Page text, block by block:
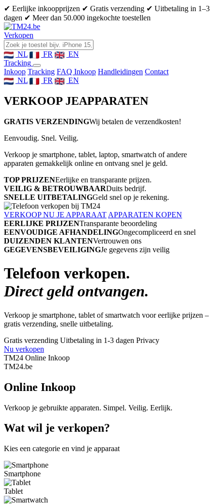
✔ Eerlijke inkoopprijzen ✔ Gratis verzending ✔ Uitbetaling in 1–3
dagen ✔ Meer dan 50.000 ingekochte toestellen
Verkopen
NL FR
EN
Tracking
Inkoop Tracking FAQ Inkoop Handleidingen Contact
NL
FR EN
VERKOOP JEAPPARATEN
GRATIS VERZENDINGWij betalen de verzendkosten!
Eenvoudig. Snel. Veilig.
Verkoop je smartphone, tablet, laptop, smartwatch of andere
apparaten gemakkelijk online en ontvang snel je geld.
TOP PRIJZENEerlijke en transparante prijzen.
VEILIG & BETROUWBAARDuits bedrijf.
SNELLE UITBETALINGGeld snel op je rekening.
VERKOOP NU JE APPARAAT APPARATEN KOPEN
EERLIJKE PRIJZENTransparante beoordeling
EENVOUDIGE AFHANDELINGOngecompliceerd en snel
DUIZENDEN KLANTENVertrouwen ons
GEGEVENSBEVEILIGINGJe gegevens zijn veilig
Telefoon verkopen.
Direct geld ontvangen.
Verkoop je smartphone, tablet of smartwatch voor eerlijke prijzen –
gratis verzending, snelle uitbetaling.
Gratis verzending Uitbetaling in 1-3 dagen Privacy
Nu verkopen
TM24 Online Inkoop
TM24.be
Online Inkoop
Verkoop je gebruikte apparaten. Simpel. Veilig. Eerlijk.
Wat wil je verkopen?
Kies een categorie en vind je apparaat
Smartphone
Tablet